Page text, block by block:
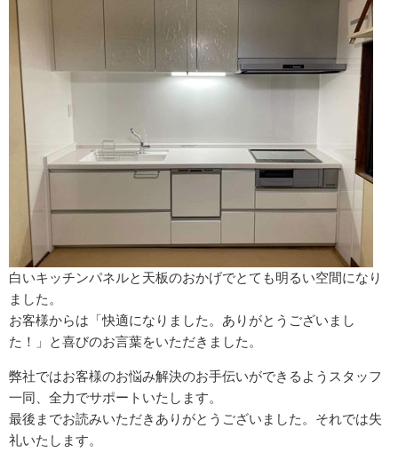
白いキッチンパネルと天板のおかげでとても明るい空間になり
ました。
お客様からは「快適になりました。ありがとうございまし
た！」と喜びのお言葉をいただきました。
弊社ではお客様のお悩み解決のお手伝いができるようスタッフ
一同、全力でサポートいたします。
最後までお読みいただきありがとうございました。それでは失
礼いたします。